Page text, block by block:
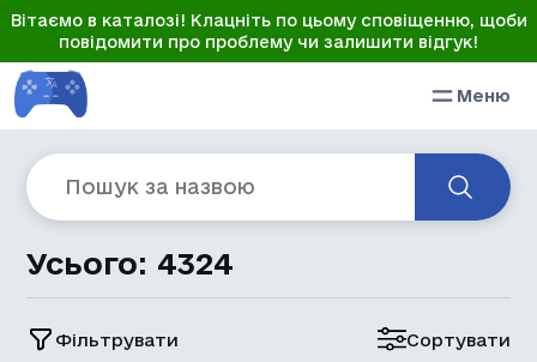
Вітаємо в каталозі! Клацніть по цьому сповіщенню, щоби
повідомити про проблему чи залишити відгук!
Меню
Усього: 4324
Фільтрувати Сортувати